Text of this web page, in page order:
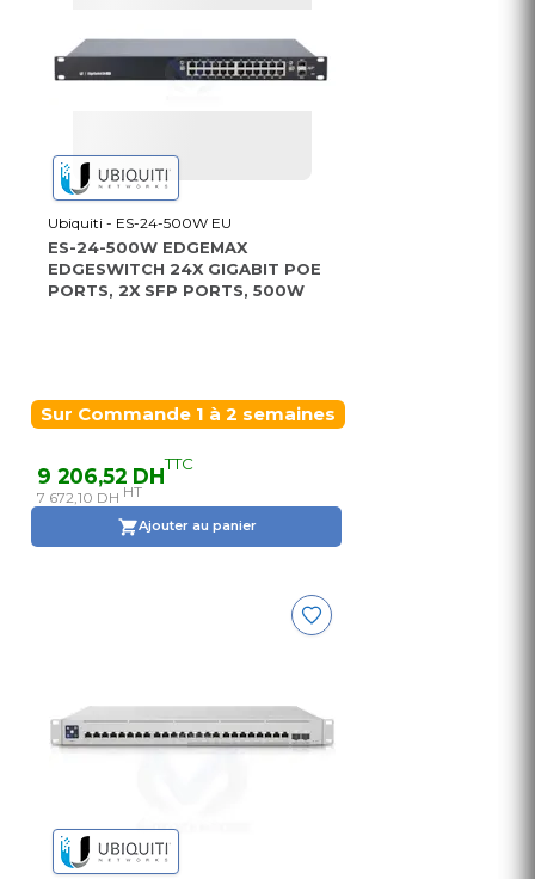
Ubiquiti - ES-24-500W EU
ES-24-500W EDGEMAX
EDGESWITCH 24X GIGABIT POE
PORTS, 2X SFP PORTS, 500W
Sur Commande 1 à 2 semaines
9 206,52 DHTTC
7 672,10 DH HT
Ajouter au panier